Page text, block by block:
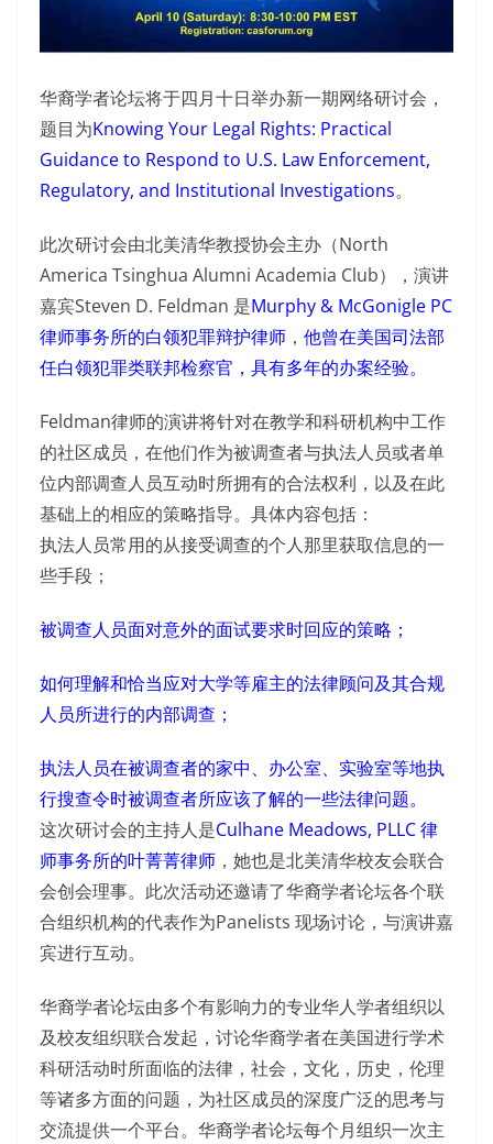
华裔学者论坛将于四月十日举办新一期网络研讨会，
题目为Knowing Your Legal Rights: Practical
Guidance to Respond to U.S. Law Enforcement,
Regulatory, and Institutional Investigations。
此次研讨会由北美清华教授协会主办（North
America Tsinghua Alumni Academia Club），演讲
嘉宾Steven D. Feldman 是Murphy & McGonigle PC
律师事务所的白领犯罪辩护律师 ， 他曾在美国司法部
任白领犯罪类联邦检察官，具有多年的办案经验。
Feldman律师的演讲将针对在教学和科研机构中工作
的社区成员，在他们作为被调查者与执法人员或者单
位内部调查人员互动时所拥有的合法权利，以及在此
基础上的相应的策略指导。具体内容包括：
执法人员常用的从接受调查的个人那里获取信息的一
些手段；
被调查人员面对意外的面试要求时回应的策略；
如何理解和恰当应对大学等雇主的法律顾问及其合规
人员所进行的内部调查；
执法人员在被调查者的家中、办公室、实验室等地执
行搜查令时被调查者所应该了解的一些法律问题。
这次研讨会的主持人是Culhane Meadows, PLLC 律
师事务所的叶菁菁律师 ，她也是北美清华校友会联合
会创会理事。此次活动还邀请了华裔学者论坛各个联
合组织机构的代表作为Panelists 现场讨论，与演讲嘉
宾进行互动。
华裔学者论坛由多个有影响力的专业华人学者组织以
及校友组织联合发起，讨论华裔学者在美国进行学术
科研活动时所面临的法律，社会，文化，历史，伦理
等诸多方面的问题，为社区成员的深度广泛的思考与
交流提供一个平台。华裔学者论坛每个月组织一次主